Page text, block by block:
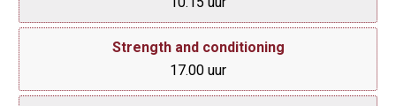
Strength and conditioning
17.00 uur